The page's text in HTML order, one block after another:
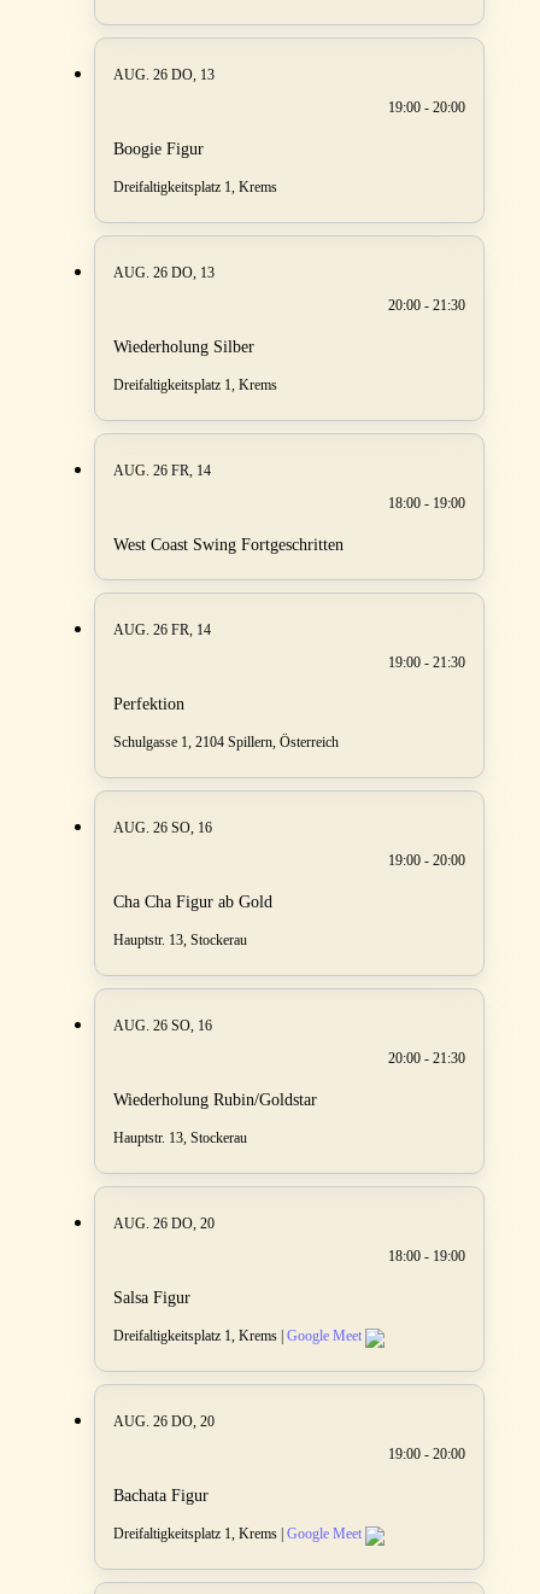
AUG. 26 DO, 13
19:00 - 20:00
Boogie Figur
Dreifaltigkeitsplatz 1, Krems
AUG. 26 DO, 13
20:00 - 21:30
Wiederholung Silber
Dreifaltigkeitsplatz 1, Krems
AUG. 26 FR, 14
18:00 - 19:00
West Coast Swing Fortgeschritten
AUG. 26 FR, 14
19:00 - 21:30
Perfektion
Schulgasse 1, 2104 Spillern, Österreich
AUG. 26 SO, 16
19:00 - 20:00
Cha Cha Figur ab Gold
Hauptstr. 13, Stockerau
AUG. 26 SO, 16
20:00 - 21:30
Wiederholung Rubin/Goldstar
Hauptstr. 13, Stockerau
AUG. 26 DO, 20
18:00 - 19:00
Salsa Figur
Dreifaltigkeitsplatz 1, Krems | Google Meet
AUG. 26 DO, 20
19:00 - 20:00
Bachata Figur
Dreifaltigkeitsplatz 1, Krems | Google Meet